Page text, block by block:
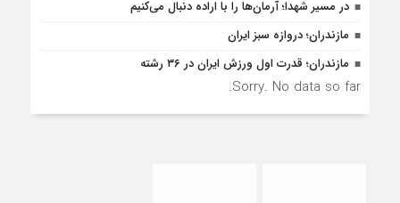
در مسیر شهدا؛ آرمان‌ها را با اراده دنبال می‌کنیم
مازندران؛ دروازه سبز ایران
مازندران؛ قدرت اول ورزش ایران در ۳۶ رشته
Sorry. No data so far.